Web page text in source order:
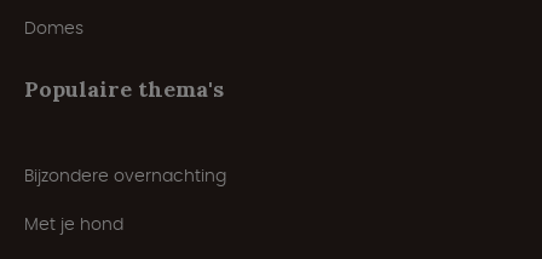
Domes
Populaire thema's
Bijzondere overnachting
Met je hond